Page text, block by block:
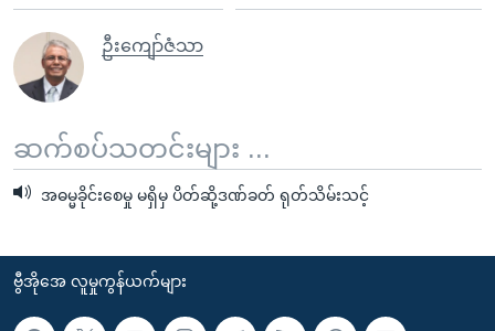
ဦးကျော်ဇံသာ
ဆက်စပ်သတင်းများ ...
အဓမ္မခိုင်းစေမှု မရှိမှ ပိတ်ဆို့ဒဏ်ခတ် ရုတ်သိမ်းသင့်
ဗွီအိုအေ လူမှုကွန်ယက်များ